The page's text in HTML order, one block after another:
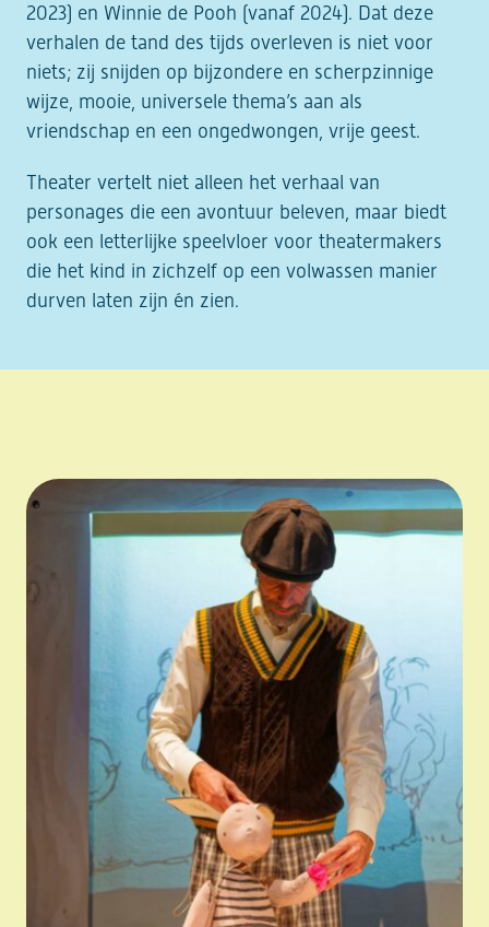
2023) en Winnie de Pooh (vanaf 2024). Dat deze
verhalen de tand des tijds overleven is niet voor
niets; zij snijden op bijzondere en scherpzinnige
wijze, mooie, universele thema’s aan als
vriendschap en een ongedwongen, vrije geest.
Theater vertelt niet alleen het verhaal van
personages die een avontuur beleven, maar biedt
ook een letterlijke speelvloer voor theatermakers
die het kind in zichzelf op een volwassen manier
durven laten zijn én zien.